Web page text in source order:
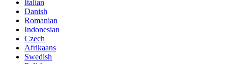
Italian
Danish
Romanian
Indonesian
Czech
Afrikaans
Swedish